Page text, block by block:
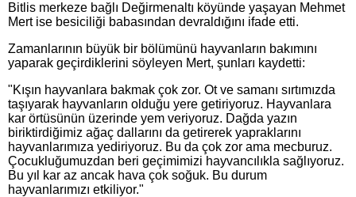
Bitlis merkeze bağlı Değirmenaltı köyünde yaşayan Mehmet
Mert ise besiciliği babasından devraldığını ifade etti.
Zamanlarının büyük bir bölümünü hayvanların bakımını
yaparak geçirdiklerini söyleyen Mert, şunları kaydetti:
"Kışın hayvanlara bakmak çok zor. Ot ve samanı sırtımızda
taşıyarak hayvanların olduğu yere getiriyoruz. Hayvanlara
kar örtüsünün üzerinde yem veriyoruz. Dağda yazın
biriktirdiğimiz ağaç dallarını da getirerek yapraklarını
hayvanlarımıza yediriyoruz. Bu da çok zor ama mecburuz.
Çocukluğumuzdan beri geçimimizi hayvancılıkla sağlıyoruz.
Bu yıl kar az ancak hava çok soğuk. Bu durum
hayvanlarımızı etkiliyor."